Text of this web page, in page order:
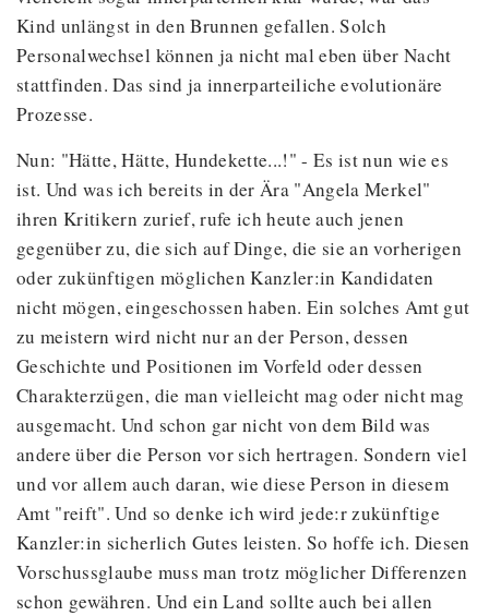
Kind unlängst in den Brunnen gefallen. Solch
Personalwechsel können ja nicht mal eben über Nacht
stattfinden. Das sind ja innerparteiliche evolutionäre
Prozesse.
Nun: "Hätte, Hätte, Hundekette...!" - Es ist nun wie es
ist. Und was ich bereits in der Ära "Angela Merkel"
ihren Kritikern zurief, rufe ich heute auch jenen
gegenüber zu, die sich auf Dinge, die sie an vorherigen
oder zukünftigen möglichen Kanzler:in Kandidaten
nicht mögen, eingeschossen haben. Ein solches Amt gut
zu meistern wird nicht nur an der Person, dessen
Geschichte und Positionen im Vorfeld oder dessen
Charakterzügen, die man vielleicht mag oder nicht mag
ausgemacht. Und schon gar nicht von dem Bild was
andere über die Person vor sich hertragen. Sondern viel
und vor allem auch daran, wie diese Person in diesem
Amt "reift". Und so denke ich wird jede:r zukünftige
Kanzler:in sicherlich Gutes leisten. So hoffe ich. Diesen
Vorschussglaube muss man trotz möglicher Differenzen
schon gewähren. Und ein Land sollte auch bei allen